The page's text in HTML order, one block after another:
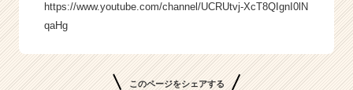
https://www.youtube.com/channel/UCRUtvj-XcT8QIgnI0lN
qaHg
このページをシェアする